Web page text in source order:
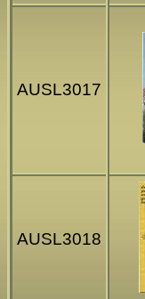
AUSL3017
AUSL3018